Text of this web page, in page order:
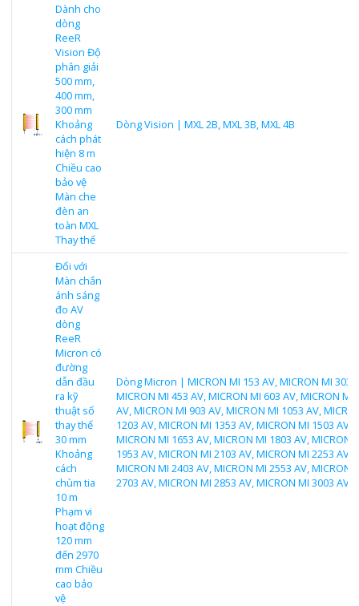
Dành cho
dòng
ReeR
Vision Độ
phân giải
500 mm,
400 mm,
300 mm
Khoảng
cách phát
hiện 8 m
Chiều cao
bảo vệ
Màn che
đèn an
toàn MXL
Thay thế
Dòng Vision | MXL 2B, MXL 3B, MXL 4B
Đối với
Màn chắn
ánh sáng
đo AV
dòng
ReeR
Micron có
đường
dẫn đầu
ra kỹ
thuật số
thay thế
30 mm
Khoảng
cách
chùm tia
10 m
Phạm vi
hoạt động
120 mm
đến 2970
mm Chiều
cao bảo
vệ
Dòng Micron | MICRON MI 153 AV, MICRON MI 303
MICRON MI 453 AV, MICRON MI 603 AV, MICRON MI
AV, MICRON MI 903 AV, MICRON MI 1053 AV,
1203 AV, MICRON MI 1353 AV, MICRON MI 1503 AV,
MICRON MI 1653 AV, MICRON MI 1803 AV, MICRON
1953 AV, MICRON MI 2103 AV, MICRON MI 2253 AV,
MICRON MI 2403 AV, MICRON MI 2553 AV, MICRON
2703 AV, MICRON MI 2853 AV, MICRON MI 3003 AV